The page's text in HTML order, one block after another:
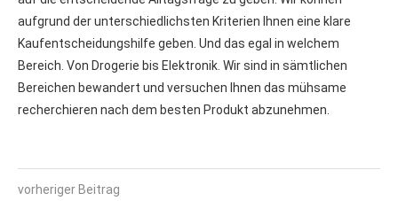
aufgrund der unterschiedlichsten Kriterien Ihnen eine klare
Kaufentscheidungshilfe geben. Und das egal in welchem
Bereich. Von Drogerie bis Elektronik. Wir sind in sämtlichen
Bereichen bewandert und versuchen Ihnen das mühsame
recherchieren nach dem besten Produkt abzunehmen.
vorheriger Beitrag